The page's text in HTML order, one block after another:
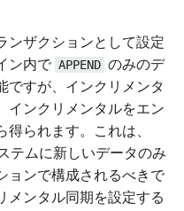
ンザクションとして設定
ン内で APPEND のみのデ
ですが、インクリメンタ
インクリメンタルをエン
得られます。これは、
テムに新しいデータのみ
ョンで構成されるべきで
メンタル同期を設定する